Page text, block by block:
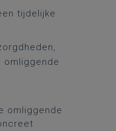
tijdelijke
omliggende
omliggende